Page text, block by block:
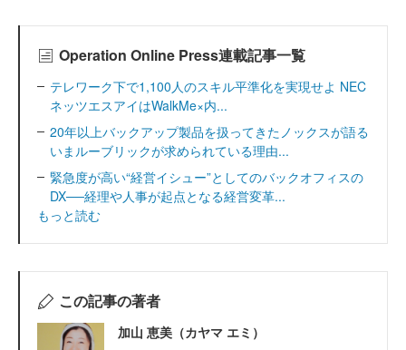
Operation Online Press連載記事一覧
テレワーク下で1,100人のスキル平準化を実現せよ NEC
ネッツエスアイはWalkMe×内...
20年以上バックアップ製品を扱ってきたノックスが語る
いまルーブリックが求められている理由...
緊急度が高い“経営イシュー”としてのバックオフィスの
DX──経理や人事が起点となる経営変革...
もっと読む
この記事の著者
加山 恵美（カヤマ エミ）